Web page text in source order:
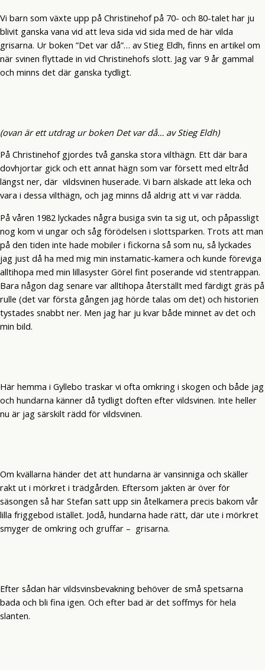
Vi barn som växte upp på Christinehof på 70- och 80-talet har ju
blivit ganska vana vid att leva sida vid sida med de här vilda
grisarna. Ur boken ”Det var då”… av Stieg Eldh, finns en artikel om
när svinen flyttade in vid Christinehofs slott. Jag var 9 år gammal
och minns det där ganska tydligt.
(ovan är ett utdrag ur boken Det var då… av Stieg Eldh)
På Christinehof gjordes två ganska stora vilthägn. Ett där bara
dovhjortar gick och ett annat hägn som var försett med eltråd
längst ner, där vildsvinen huserade. Vi barn älskade att leka och
vara i dessa vilthägn, och jag minns då aldrig att vi var rädda.
På våren 1982 lyckades några busiga svin ta sig ut, och påpassligt
nog kom vi ungar och såg förödelsen i slottsparken. Trots att man
på den tiden inte hade mobiler i fickorna så som nu, så lyckades
jag just då ha med mig min instamatic-kamera och kunde föreviga
alltihopa med min lillasyster Görel fint poserande vid stentrappan.
Bara någon dag senare var alltihopa återställt med färdigt gräs på
rulle (det var första gången jag hörde talas om det) och historien
tystades snabbt ner. Men jag har ju kvar både minnet av det och
min bild.
Här hemma i Gyllebo traskar vi ofta omkring i skogen och både jag
och hundarna känner då tydligt doften efter vildsvinen. Inte heller
nu är jag särskilt rädd för vildsvinen.
Om kvällarna händer det att hundarna är vansinniga och skäller
rakt ut i mörkret i trädgården. Eftersom jakten är över för
säsongen så har Stefan satt upp sin åtelkamera precis bakom vår
lilla friggebod istället. Jodå, hundarna hade rätt, där ute i mörkret
smyger de omkring och gruffar – grisarna.
Efter sådan här vildsvinsbevakning behöver de små spetsarna
bada och bli fina igen. Och efter bad är det soffmys för hela
slanten.